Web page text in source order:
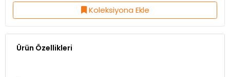
Koleksiyona Ekle
Ürün Özellikleri